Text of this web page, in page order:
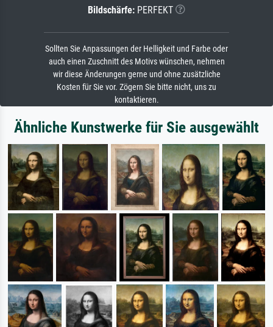
Bildschärfe: PERFEKT
Sollten Sie Anpassungen der Helligkeit und Farbe oder
auch einen Zuschnitt des Motivs wünschen, nehmen
wir diese Änderungen gerne und ohne zusätzliche
Kosten für Sie vor. Zögern Sie bitte nicht, uns zu
kontaktieren.
Ähnliche Kunstwerke für Sie ausgewählt